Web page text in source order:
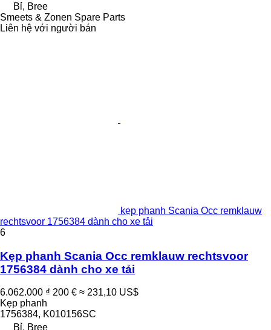
Bỉ, Bree
Smeets & Zonen Spare Parts
Liên hệ với người bán
kẹp phanh Scania Occ remklauw
rechtsvoor 1756384 dành cho xe tải
6
Kẹp phanh Scania Occ remklauw rechtsvoor
1756384 dành cho xe tải
6.062.000 ₫ 200 € ≈ 231,10 US$
Kẹp phanh
1756384, K010156SC
Bỉ, Bree